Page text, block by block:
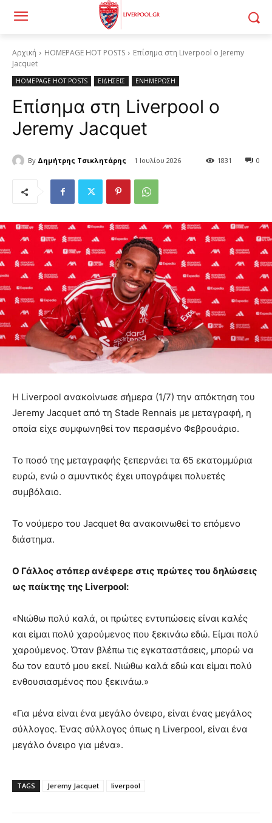
Αρχική HOMEPAGE HOT POSTS
Επίσημα στη Liverpool ο Jeremy
Jacquet
HOMEPAGE HOT POSTS ΕΙΔΗΣΕΙΣ ΕΝΗΜΕΡΩΣΗ
Επίσημα στη Liverpool ο
Jeremy Jacquet
By Δημήτρης Τσικλητάρης 1 Ιουλίου 2026 0
1831
Η Liverpool ανακοίνωσε σήμερα (1/7) την απόκτηση του
Jeremy Jacquet από τη Stade Rennais με μεταγραφή, η
οποία είχε συμφωνηθεί τον περασμένο Φεβρουάριο.
Το ποσό της μεταγραφής ξεπερνάει τα 65 εκατομμύρια
ευρώ, ενώ ο αμυντικός έχει υπογράψει πολυετές
συμβόλαιο.
Το νούμερο του Jacquet θα ανακοινωθεί το επόμενο
διάστημα.
Ο Γάλλος στόπερ ανέφερε στις πρώτες του δηλώσεις
ως παίκτης της Liverpool:
«Νιώθω πολύ καλά, οι πρώτες εντυπώσεις είναι καλές
και είμαι πολύ χαρούμενος που ξεκινάω εδώ. Είμαι πολύ
χαρούμενος. Όταν βλέπω τις εγκαταστάσεις, μπορώ να
δω τον εαυτό μου εκεί. Νιώθω καλά εδώ και είμαι πολύ
ενθουσιασμένος που ξεκινάω.»
«Για μένα είναι ένα μεγάλο όνειρο, είναι ένας μεγάλος
σύλλογος. Ένας σύλλογος όπως η Liverpool, είναι ένα
μεγάλο όνειρο για μένα».
TAGS Jeremy Jacquet liverpool